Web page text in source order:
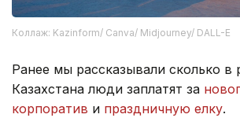
Коллаж: Kazinform/ Canva/ Midjourney/ DALL-E
Ранее мы рассказывали сколько в
Казахстана люди заплатят за
корпоратив и праздничную елку.